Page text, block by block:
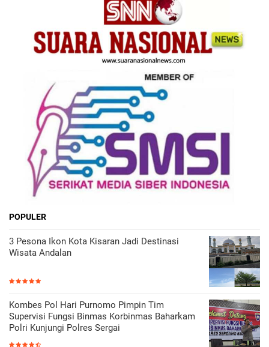
POPULER
3 Pesona Ikon Kota Kisaran Jadi Destinasi
Wisata Andalan
Kombes Pol Hari Purnomo Pimpin Tim
Supervisi Fungsi Binmas Korbinmas Baharkam
Polri Kunjungi Polres Sergai